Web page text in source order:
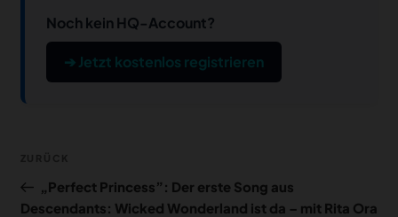
Noch kein HQ-Account?
➔ Jetzt kostenlos registrieren
Beitrag„Perfect Princess”: Der erste Song aus
Descendants: Wicked Wonderland ist da – mit Rita Ora